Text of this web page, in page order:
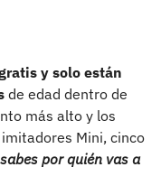
y solo están
de edad dentro de
más alto y los
Mini, cinco
por quién vas a